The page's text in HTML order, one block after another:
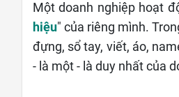
Một doanh nghiệp hoạt
hiệu" của riêng mình.
đựng, sổ tay, viết, áo,
- là một - là duy nhất của